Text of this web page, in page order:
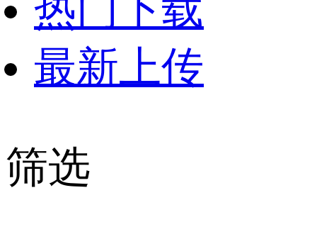
热门下载
最新上传
筛选